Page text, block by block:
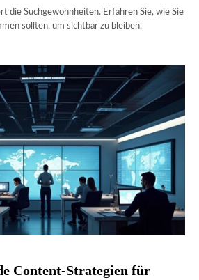
die Suchgewohnheiten. Erfahren Sie, wie Sie
sollten, um sichtbar zu bleiben.
Content-Strategien für